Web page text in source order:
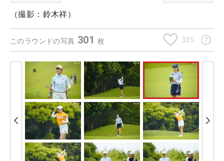
（撮影：鈴木祥）
このラウンドの写真 301 枚 335